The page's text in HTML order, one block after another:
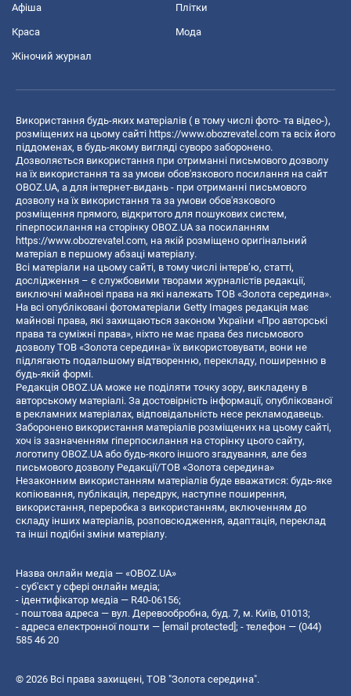
Афіша Плітки
Краса Мода
Жіночий журнал
Використання будь-яких матеріалів ( в тому числі фото- та відео-),
розміщених на цьому сайті https://www.obozrevatel.com та всіх його
піддоменах, в будь-якому вигляді суворо заборонено.
Дозволяється використання при отриманні письмового дозволу
на їх використання та за умови обов'язкового посилання на сайт
OBOZ.UA, а для інтернет-видань - при отриманні письмового
дозволу на їх використання та за умови обов'язкового
розміщення прямого, відкритого для пошукових систем,
гіперпосилання на сторінку OBOZ.UA за посиланням
https://www.obozrevatel.com, на якій розміщено оригінальний
матеріал в першому абзаці матеріалу.
Всі матеріали на цьому сайті, в тому числі інтерв’ю, статті,
дослідження – є службовими творами журналістів редакції,
виключні майнові права на які належать ТОВ «Золота середина».
На всі опубліковані фотоматеріали Getty Images редакція має
майнові права, які захищаються законом України «Про авторські
права та суміжні права», ніхто не має права без письмового
дозволу ТОВ «Золота середина» їх використовувати, вони не
підлягають подальшому відтворенню, перекладу, поширенню в
будь-якій формі.
Редакція OBOZ.UA може не поділяти точку зору, викладену в
авторському матеріалі. За достовірність інформації, опублікованої
в рекламних матеріалах, відповідальність несе рекламодавець.
Заборонено використання матеріалів розміщених на цьому сайті,
хоч із зазначенням гіперпосилання на сторінку цього сайту,
логотипу OBOZ.UA або будь-якого іншого згадування, але без
письмового дозволу Редакції/ТОВ «Золота середина»
Незаконним використанням матеріалів буде вважатися: будь-яке
копiювання, публiкацiя, передрук, наступне поширення,
використання, переробка з використанням, включенням до
складу інших матеріалів, розповсюдження, адаптація, переклад
та інші подібні зміни матеріалу.
Назва онлайн медіа — «OBOZ.UA»
- суб'єкт у сфері онлайн медіа;
- ідентифікатор медіа — R40-06156;
- поштова адреса — вул. Деревообробна, буд. 7, м. Київ, 01013;
- адреса електронної пошти — [email protected]; - телефон — (044)
585 46 20
© 2026 Всі права захищені, ТОВ "Золота середина".